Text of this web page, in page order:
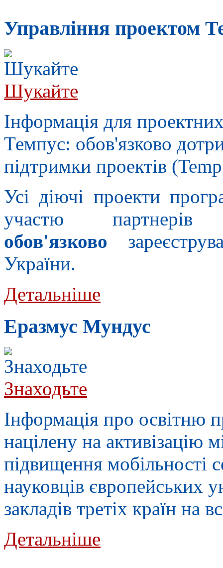
Управлiння проектом
Шукайте
Інформація для
Темпус: обов'язково
підтримки проектів
Усі діючі проекти
участю
обов'язково
України.
Детальніше
Еразмус Мундус
Знаходьте
Інформація про
націлену на активізацію
підвищення мобільності
науковців європейських
закладів третіх країн на
Детальніше